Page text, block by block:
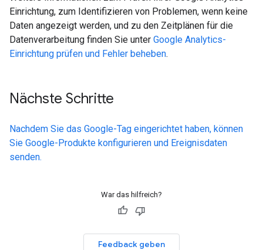
Einrichtung, zum Identifizieren von Problemen, wenn keine
Daten angezeigt werden, und zu den Zeitplänen für die
Datenverarbeitung finden Sie unter Google Analytics-
Einrichtung prüfen und Fehler beheben.
Nächste Schritte
Nachdem Sie das Google-Tag eingerichtet haben, können
Sie Google-Produkte konfigurieren und Ereignisdaten
senden.
War das hilfreich?
Feedback geben